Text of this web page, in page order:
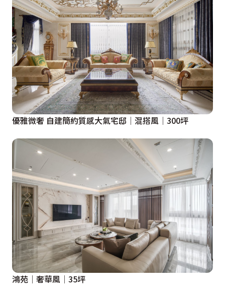
優雅微奢 自建簡約質感大氣宅邸│混搭風│300坪
鴻苑│奢華風│35坪